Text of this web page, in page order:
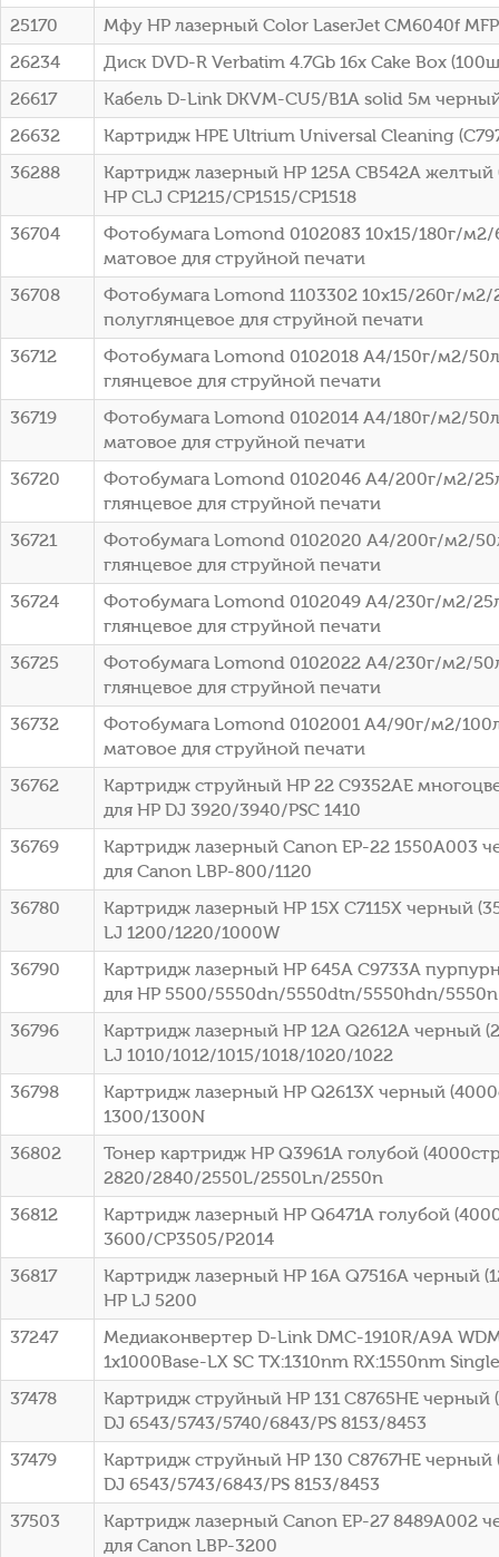
25170
Мфу HP лазерный Color LaserJet CM6040f
26234
Диск DVD-R Verbatim 4.7Gb 16x Cake Box
26617
Кабель D-Link DKVM-CU5/B1A solid 5м
26632
Картридж HPE Ultrium Universal Cleaning
36288
Картридж лазерный HP 125A CB542A желтый
HP CLJ CP1215/CP1515/CP1518
36704
Фотобумага Lomond 0102083 10x15/180г/
матовое для струйной печати
36708
Фотобумага Lomond 1103302 10x15/260г/
полуглянцевое для струйной печати
36712
Фотобумага Lomond 0102018 A4/150г/м2/
глянцевое для струйной печати
36719
Фотобумага Lomond 0102014 A4/180г/м2/
матовое для струйной печати
36720
Фотобумага Lomond 0102046 A4/200г/м2/
глянцевое для струйной печати
36721
Фотобумага Lomond 0102020 A4/200г/м2/
глянцевое для струйной печати
36724
Фотобумага Lomond 0102049 A4/230г/м2/
глянцевое для струйной печати
36725
Фотобумага Lomond 0102022 A4/230г/м2/
глянцевое для струйной печати
36732
Фотобумага Lomond 0102001 A4/90г/м2/
матовое для струйной печати
36762
Картридж струйный HP 22 C9352AE
для HP DJ 3920/3940/PSC 1410
36769
Картридж лазерный Canon EP-22 1550A003
для Canon LBP-800/1120
36780
Картридж лазерный HP 15X C7115X черный
LJ 1200/1220/1000W
36790
Картридж лазерный HP 645A C9733A
для HP 5500/5550dn/5550dtn/5550hdn/5550n
36796
Картридж лазерный HP 12A Q2612A черный
LJ 1010/1012/1015/1018/1020/1022
36798
Картридж лазерный HP Q2613X черный
1300/1300N
36802
Тонер картридж HP Q3961A голубой
2820/2840/2550L/2550Ln/2550n
36812
Картридж лазерный HP Q6471A голубой
3600/CP3505/P2014
36817
Картридж лазерный HP 16A Q7516A черный
HP LJ 5200
37247
Медиаконвертер D-Link DMC-1910R/A9A
1x1000Base-LX SC ТХ:1310nm RX:1550nm
37478
Картридж струйный HP 131 C8765HE черный
DJ 6543/5743/5740/6843/PS 8153/8453
37479
Картридж струйный HP 130 C8767HE черный
DJ 6543/5743/6843/PS 8153/8453
37503
Картридж лазерный Canon EP-27 8489A002
для Canon LBP-3200